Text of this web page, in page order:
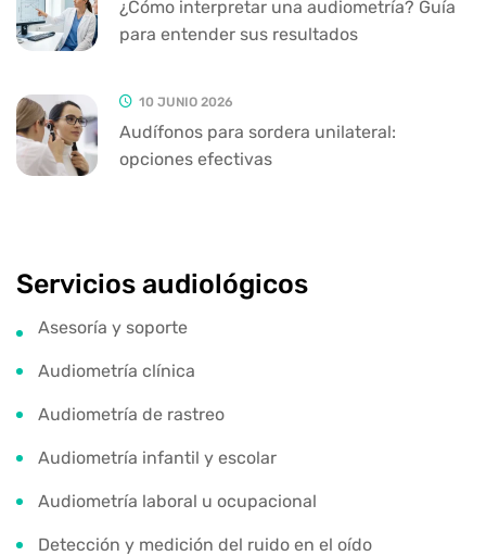
¿Cómo interpretar una audiometría? Guía
para entender sus resultados
10 JUNIO 2026
Audífonos para sordera unilateral:
opciones efectivas
Servicios audiológicos
Asesoría y soporte
Audiometría clínica
Audiometría de rastreo
Audiometría infantil y escolar
Audiometría laboral u ocupacional
Detección y medición del ruido en el oído